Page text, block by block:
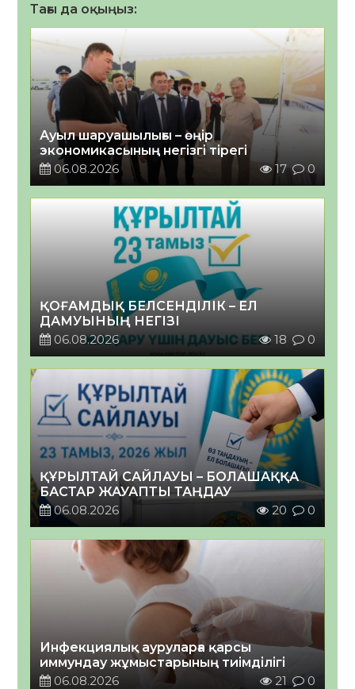
Тағы да оқыңыз:
Ауыл шаруашылығы – өңір
экономикасының негізгі тірегі
06.08.2026
17 0
ҚОҒАМДЫҚ БЕЛСЕНДІЛІК – ЕЛ
ДАМУЫНЫҢ НЕГІЗІ
06.08.2026
18 0
ҚҰРЫЛТАЙ САЙЛАУЫ – БОЛАШАҚҚА
БАСТАР ЖАУАПТЫ ТАҢДАУ
06.08.2026
20 0
Инфекциялық ауруларға қарсы
иммундау жұмыстарының тиімділігі
06.08.2026
21 0